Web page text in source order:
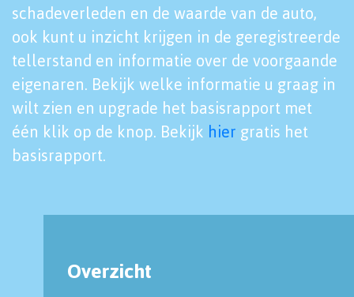
schadeverleden en de waarde van de auto,
ook kunt u inzicht krijgen in de geregistreerde
tellerstand en informatie over de voorgaande
eigenaren. Bekijk welke informatie u graag in
wilt zien en upgrade het basisrapport met
één klik op de knop. Bekijk hier gratis het
basisrapport.
Overzicht